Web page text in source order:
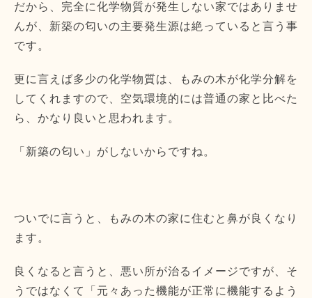
だから、完全に化学物質が発生しない家ではありませ
んが、 新築の匂いの主要発生源は絶っていると言う事
です。
更に言えば多少の化学物質は、
もみの木が化学分解を
してくれますので、 空気環境的には普通の家と比べた
ら、かなり良いと思われます。
「新築の匂い」がしないからですね。
ついでに言うと、もみの木の家に住むと鼻が良くなり
ます。
良くなると言うと、悪い所が治るイメージですが、 そ
うではなくて「元々あった機能が正常に機能するよう